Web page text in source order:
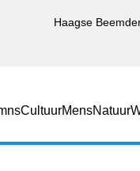
Haagse
CultuurMensNatuur